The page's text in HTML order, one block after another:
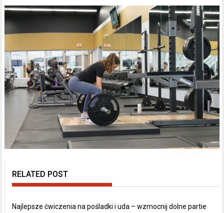
RELATED POST
Najlepsze ćwiczenia na pośladki i uda – wzmocnij dolne partie